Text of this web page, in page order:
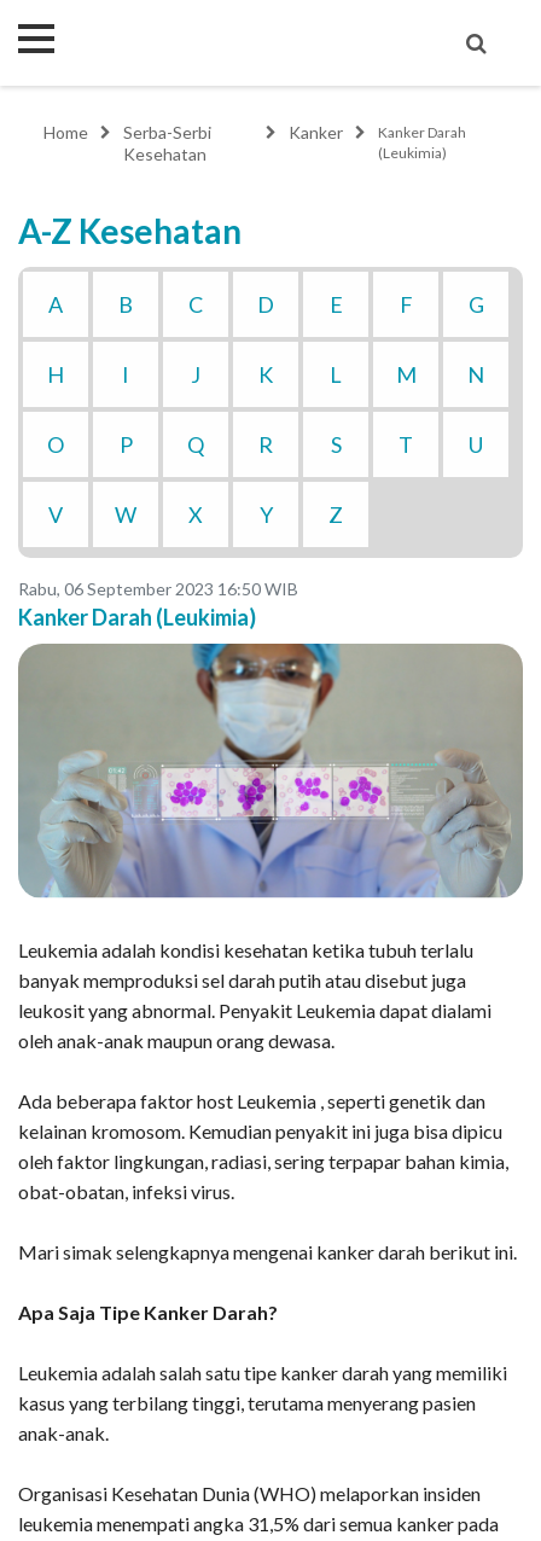
Home
Serba-Serbi
Kesehatan
Kanker
Kanker Darah
(Leukimia)
A-Z Kesehatan
A B C D E F G
H I J K L M N
O P Q R S T U
V W X Y Z
Rabu, 06 September 2023 16:50 WIB
Kanker Darah (Leukimia)
Leukemia adalah kondisi kesehatan ketika tubuh terlalu
banyak memproduksi sel darah putih atau disebut juga
leukosit yang abnormal. Penyakit Leukemia dapat dialami
oleh anak-anak maupun orang dewasa.
Ada beberapa faktor host Leukemia , seperti genetik dan
kelainan kromosom. Kemudian penyakit ini juga bisa dipicu
oleh faktor lingkungan, radiasi, sering terpapar bahan kimia,
obat-obatan, infeksi virus.
Mari simak selengkapnya mengenai kanker darah berikut ini.
Apa Saja Tipe Kanker Darah?
Leukemia adalah salah satu tipe kanker darah yang memiliki
kasus yang terbilang tinggi, terutama menyerang pasien
anak-anak.
Organisasi Kesehatan Dunia (WHO) melaporkan insiden
leukemia menempati angka 31,5% dari semua kanker pada